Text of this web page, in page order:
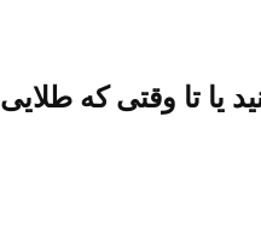
یا تا وقتی که طلایی